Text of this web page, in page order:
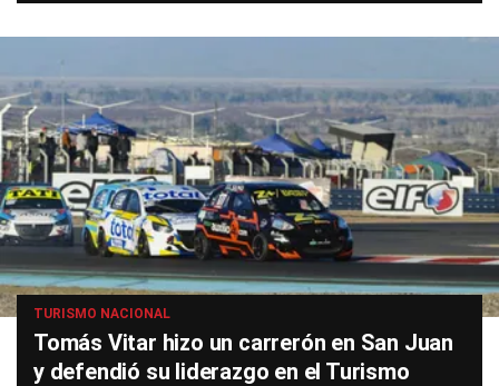
TURISMO NACIONAL
Tomás Vitar hizo un carrerón en San Juan
y defendió su liderazgo en el Turismo